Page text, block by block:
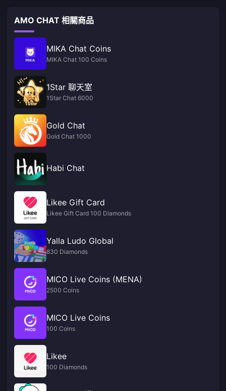
AMO CHAT 相關商品
MIKA Chat Coins
MIKA Chat 100 Coins
1Star 聊天室
1Star Chat 6000
Gold Chat
Gold Chat 1000
Habi Chat
Likee Gift Card
Likee Gift Card 100 Diamonds
Yalla Ludo Global
830 Diamonds
MICO Live Coins (MENA)
2500 Coins
MICO Live Coins
100 Coins
Likee
100 Diamonds